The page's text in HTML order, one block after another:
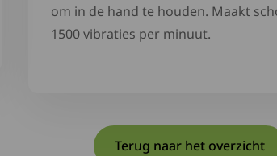
om in de hand te houden. Maakt
1500 vibraties per minuut.
Terug naar het overzicht